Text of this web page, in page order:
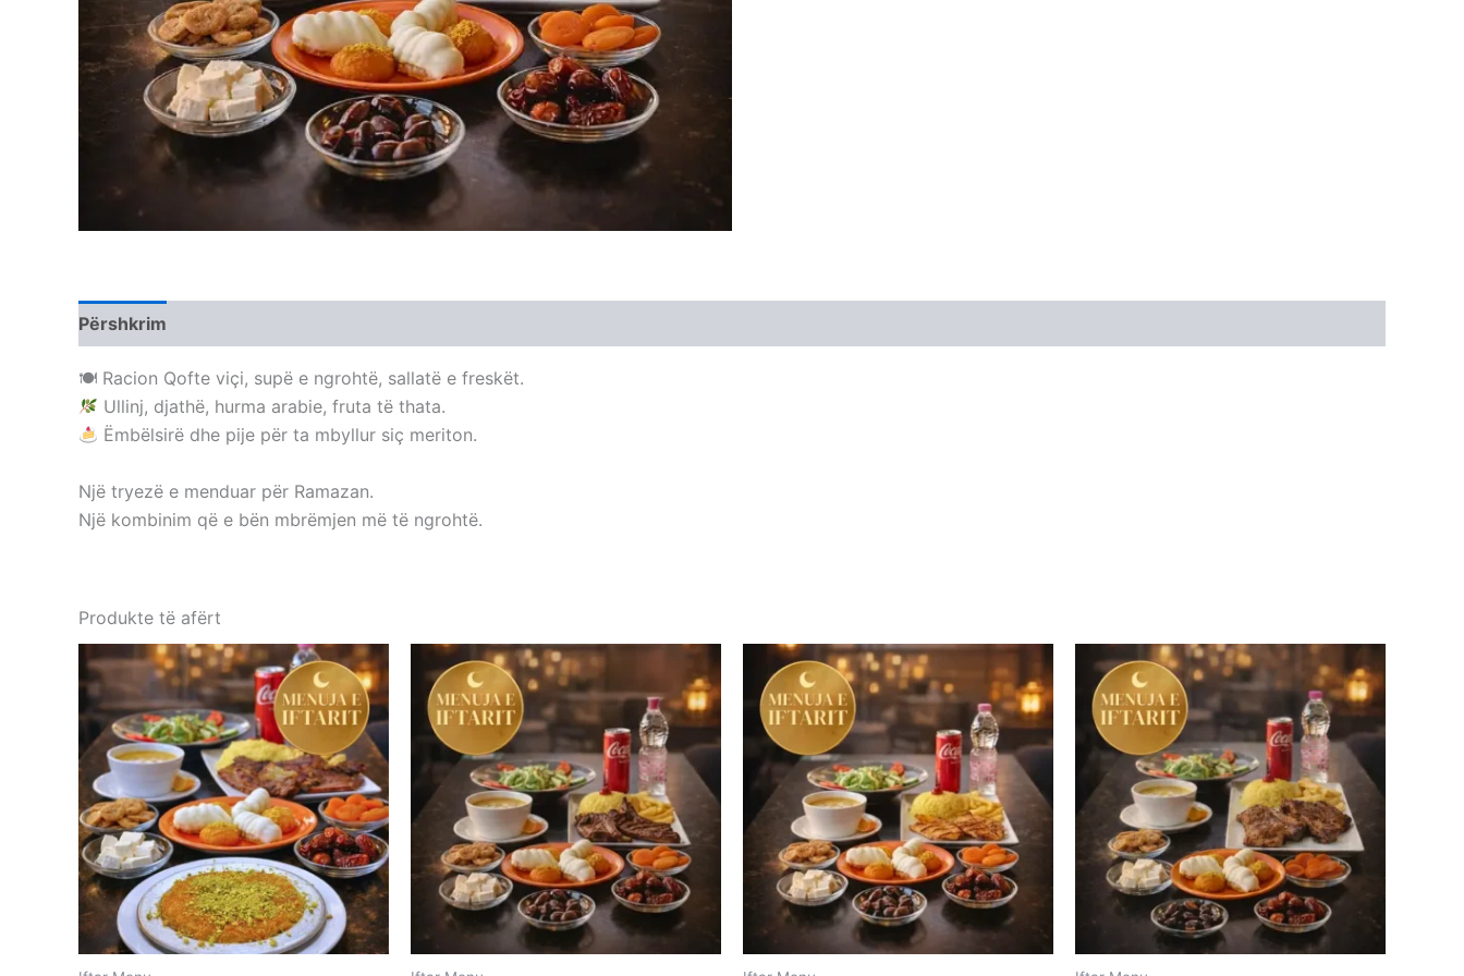
Përshkrim
🍽 Racion Qofte viçi, supë e ngrohtë, sallatë e freskët.
Ullinj, djathë, hurma arabie, fruta të thata.
Ëmbëlsirë dhe pije për ta mbyllur siç meriton.
Një tryezë e menduar për Ramazan.
Një kombinim që e bën mbrëmjen më të ngrohtë.
Produkte të afërt